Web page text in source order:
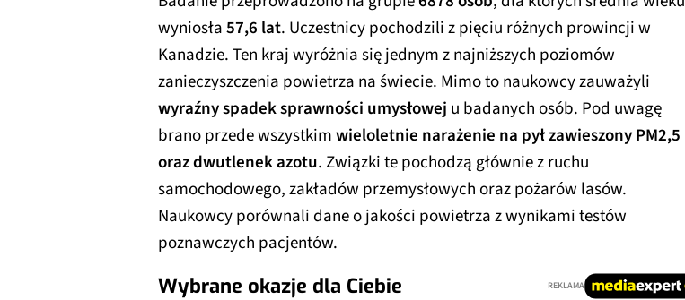
wyniosła57,6 lat. Uczestnicy pochodzili z pięciu różnych prowincji w
Kanadzie. Ten kraj wyróżnia się jednym z najniższych poziomów
zanieczyszczenia powietrza na świecie. Mimo to naukowcy zauważyli
wyraźny spadek sprawności umysłowej u badanych osób. Pod uwagę
brano przede wszystkimwieloletnie narażenie na pył zawieszony PM2,5
oraz dwutlenek azotu. Związki te pochodzą głównie z ruchu
samochodowego, zakładów przemysłowych oraz pożarów lasów.
Naukowcy porównali dane o jakości powietrza z wynikami testów
poznawczych pacjentów.
Wybrane okazje dla Ciebie REKLAMA